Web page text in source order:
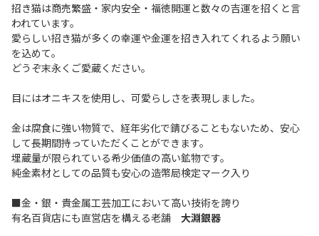
招き猫は商売繁盛・家内安全・福徳開運と数々の吉運を招くと言
われています。
愛らしい招き猫が多くの幸運や金運を招き入れてくれるよう願い
を込めて。
どうぞ末永くご愛蔵ください。
目にはオニキスを使用し、可愛らしさを表現しました。
金は腐食に強い物質で、経年劣化で錆びることもないため、安心
して長期間持っていただくことができます。
埋蔵量が限られている希少価値の高い鉱物です。
純金素材としての品質も安心の造幣局検定マーク入り
■金・銀・貴金属工芸加工において高い技術を誇り
有名百貨店にも直営店を構える老舗 大淵銀器